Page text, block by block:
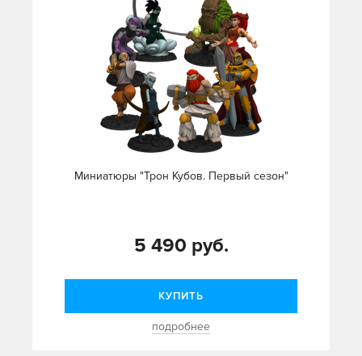
Миниатюры "Трон Кубов. Первый сезон"
5 490 руб.
КУПИТЬ
подробнее